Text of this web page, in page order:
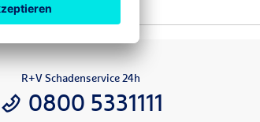
R+V Schadenservice 24h
0800 5331111